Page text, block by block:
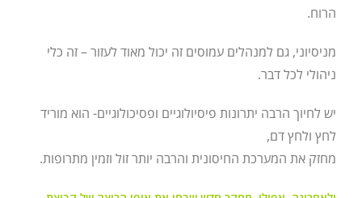
הרוח.
מניסיוני, גם למנהלים עמוסים זה יכול מאוד לעזור – זה כלי
ניהולי לכל דבר.
יש לחיוך הרבה יתרונות פיסיולוגיים ופסיכולוגיים- הוא מוריד
לחץ ולחץ דם,
מחזק את המערכת החיסונית והרבה יותר זול וזמין מתרופות.